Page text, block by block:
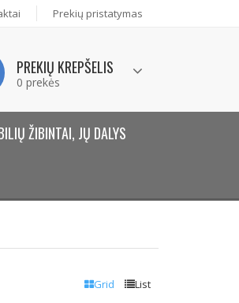
Prekių pristatymas
PREKIŲ KREPŠELIS
0 prekės
ŽIBINTAI, JŲ DALYS
Grid List